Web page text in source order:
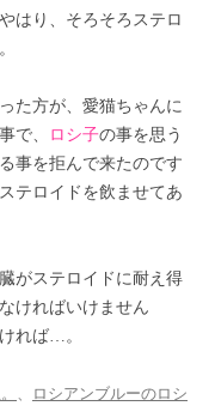
はり、そろそろステロ
た方が、愛猫ちゃんに
で、
ロシ子の事を思う
事を拒んで来たのです
テロイドを飲ませてあ
がステロイドに耐え得
ければいけません
れば…。
、
ロシアンブルーのロシ